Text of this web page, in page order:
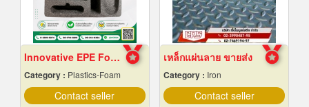
Innovative EPE Foam packaging
Category : Plastics-Foam
Contact seller
เหล็กแผ่นลาย ขายส่ง
Category : Iron
Contact seller